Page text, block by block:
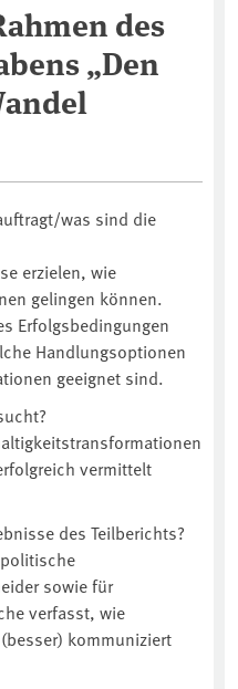
des
„Den
was sind die
erzielen, wie
gelingen können.
Erfolgsbedingungen
Handlungsoptionen
geeignet sind.
vermittelt
des Teilberichts?
sowie für
verfasst, wie
kommuniziert